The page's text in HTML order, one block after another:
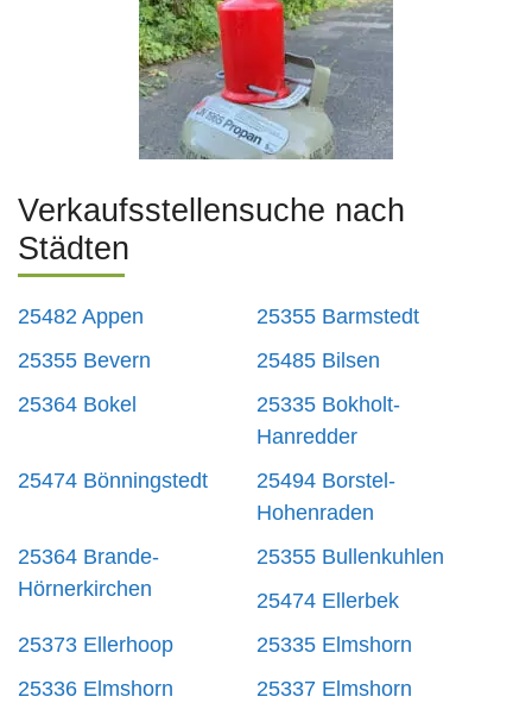
Verkaufsstellensuche nach
Städten
25482 Appen
25355 Barmstedt
25355 Bevern
25485 Bilsen
25364 Bokel
25335 Bokholt-
Hanredder
25474 Bönningstedt
25494 Borstel-
Hohenraden
25364 Brande-
Hörnerkirchen
25355 Bullenkuhlen
25474 Ellerbek
25373 Ellerhoop
25335 Elmshorn
25336 Elmshorn
25337 Elmshorn